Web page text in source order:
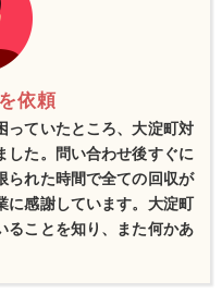
依頼
っていたところ、大淀町対
した。問い合わせ後すぐに
られた時間で全ての回収が
に感謝しています。大淀町
ることを知り、また何かあ